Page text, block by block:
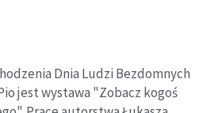
Dnia Ludzi Bezdomnych
jest wystawa "Zobacz kogoś